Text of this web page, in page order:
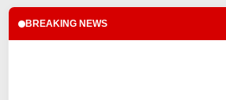
BREAKING NEWS